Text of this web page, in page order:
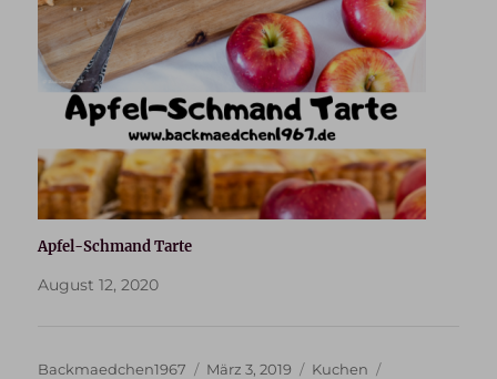
Apfel-Schmand Tarte
August 12, 2020
Autor
Backmaedchen1967
Veröffentlicht
März 3, 2019 Kategorien
Kuchen